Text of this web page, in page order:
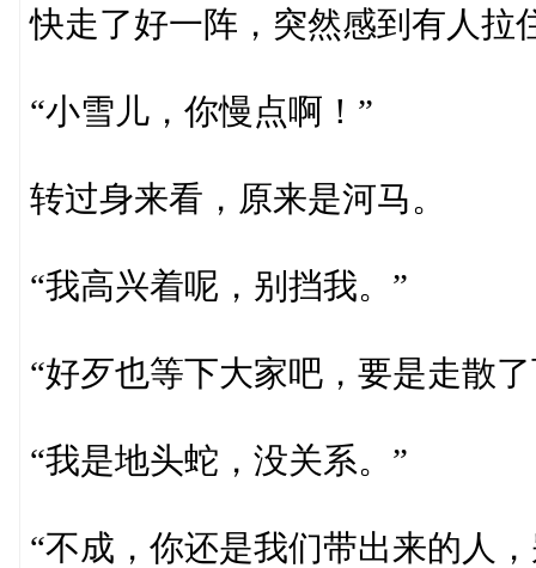
快走了好一阵，突然感到有人拉
“小雪儿，你慢点啊！”
转过身来看，原来是河马。
“我高兴着呢，别挡我。”
“好歹也等下大家吧，要是走散
“我是地头蛇，没关系。”
“不成，你还是我们带出来的人